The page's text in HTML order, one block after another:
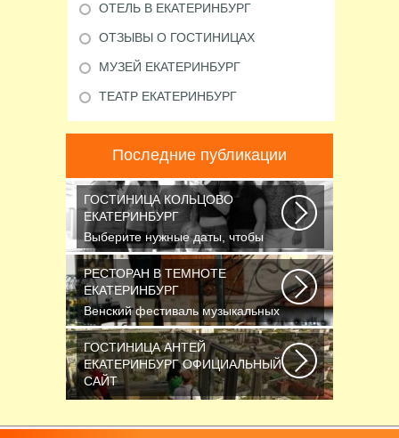
ОТЕЛЬ В ЕКАТЕРИНБУРГ
ОТЗЫВЫ О ГОСТИНИЦАХ
МУЗЕЙ ЕКАТЕРИНБУРГ
ТЕАТР ЕКАТЕРИНБУРГ
Последние публикации
ГОСТИНИЦА КОЛЬЦОВО
ЕКАТЕРИНБУРГ
Выберите нужные даты, чтобы
узнать цену: — Название номера
Мест Гостей...
РЕСТОРАН В ТЕМНОТЕ
ЕКАТЕРИНБУРГ
Венский фестиваль музыкальных
фильмов завершился также, как и
начинался...
ГОСТИНИЦА АНТЕЙ
ЕКАТЕРИНБУРГ ОФИЦИАЛЬНЫЙ
САЙТ
Новосибирск считается третьим